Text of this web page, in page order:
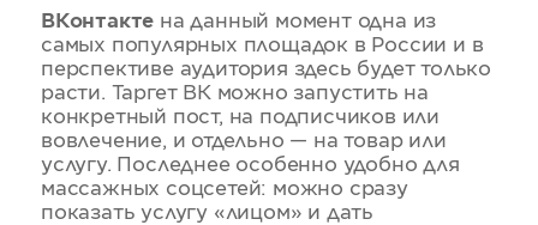
ВКонтакте на данный момент одна из
самых популярных площадок в России и в
перспективе аудитория здесь будет только
расти. Таргет ВК можно запустить на
конкретный пост, на подписчиков или
вовлечение, и отдельно — на товар или
услугу. Последнее особенно удобно для
массажных соцсетей: можно сразу
показать услугу «лицом» и дать